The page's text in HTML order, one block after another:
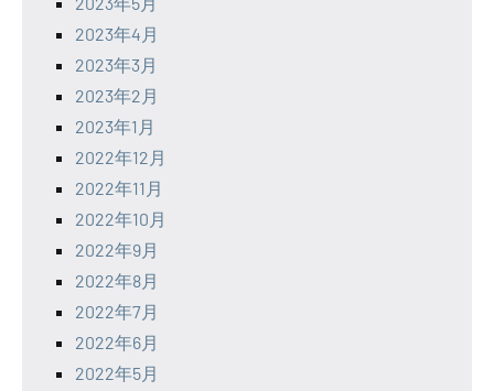
2023年4月
2023年3月
2023年2月
2023年1月
2022年12月
2022年11月
2022年10月
2022年9月
2022年8月
2022年7月
2022年6月
2022年5月